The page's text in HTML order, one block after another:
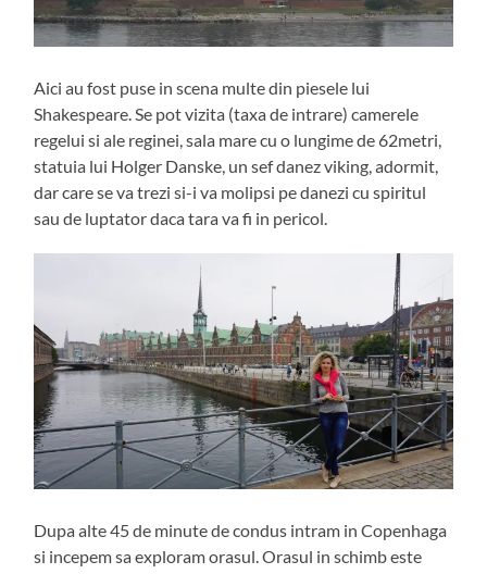
Aici au fost puse in scena multe din piesele lui
Shakespeare. Se pot vizita (taxa de intrare) camerele
regelui si ale reginei, sala mare cu o lungime de 62metri,
statuia lui Holger Danske, un sef danez viking, adormit,
dar care se va trezi si-i va molipsi pe danezi cu spiritul
sau de luptator daca tara va fi in pericol.
Dupa alte 45 de minute de condus intram in Copenhaga
si incepem sa exploram orasul. Orasul in schimb este